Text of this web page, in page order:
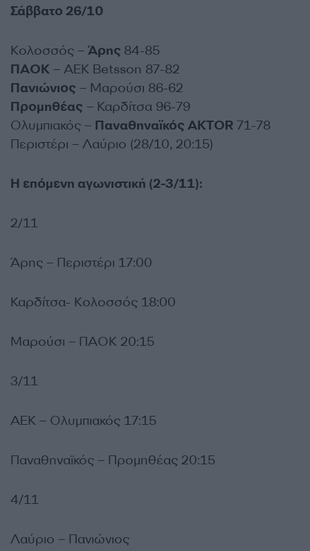
Σάββατο 26/10
Κολοσσός – Άρης 84-85
ΠΑΟΚ – ΑΕΚ Betsson 87-82
Πανιώνιος – Μαρούσι 86-62
Προμηθέας – Καρδίτσα 96-79
Ολυμπιακός – Παναθηναϊκός AKTOR 71-78
Περιστέρι – Λαύριο (28/10, 20:15)
Η επόμενη αγωνιστική (2-3/11):
2/11
Άρης – Περιστέρι 17:00
Καρδίτσα- Κολοσσός 18:00
Μαρούσι – ΠΑΟΚ 20:15
3/11
ΑΕΚ – Ολυμπιακός 17:15
Παναθηναϊκός – Προμηθέας 20:15
4/11
Λαύριο – Πανιώνιος